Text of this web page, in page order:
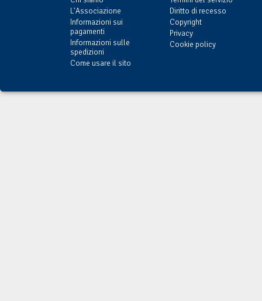
L'Associazione
Informazioni sui
pagamenti
Informazioni sulle
spedizioni
Come usare il sito
Diritto di recesso
Copyright
Privacy
Cookie policy